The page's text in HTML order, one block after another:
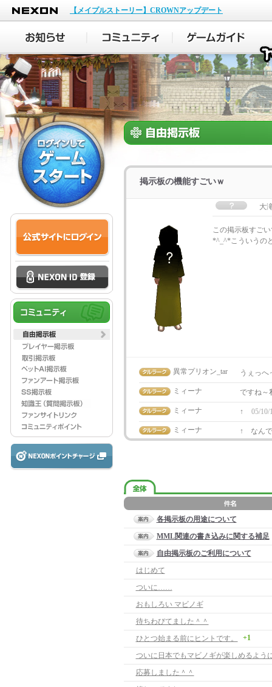
NEXON
【メイプルストーリー】CROWNアップデート
掲示板の機能すごいｗ
大
この掲示板すご
*^_^*こういうの
異常プリオン_tar うぇっ
ミィーナ ですね～
ミィーナ ↑ 05/10/
ミィーナ ↑ なん
各掲示板の用途について
MML関連の書き込みに関する補足
自由掲示板のご利用について
はじめて
ついに……
おもしろい マビノギ
待ちわびてました＾＾
ひとつ始まる前にヒントです。
+1
応募しました＾＾